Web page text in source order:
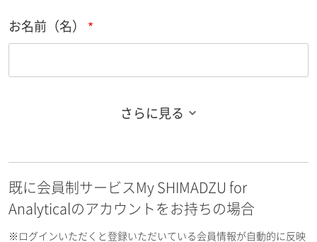
お名前（名）
お名前フリガナ（名）
さらに見る
既に会員制サービスMy SHIMADZU for
Analyticalのアカウントをお持ちの場合
※ログインいただくと登録いただいている会員情報が自動的に反映